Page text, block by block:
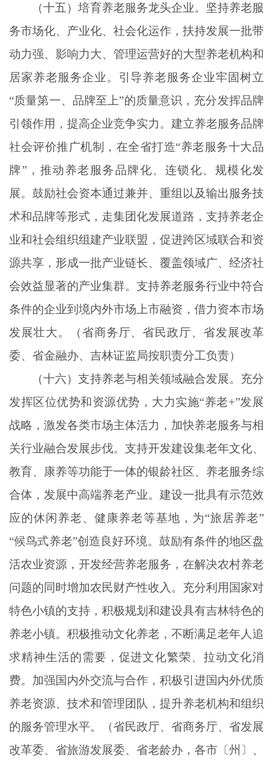
（十五）培育养老服务龙头企业。坚持养老服
务市场化、产业化、社会化运作，扶持发展一批带
动力强、影响力大、管理运营好的大型养老机构和
居家养老服务企业。引导养老服务企业牢固树立
“质量第一、品牌至上”的质量意识，充分发挥品牌
引领作用，提高企业竞争实力。建立养老服务品牌
社会评价推广机制，在全省打造“养老服务十大品
牌”，推动养老服务品牌化、连锁化、规模化发
展。鼓励社会资本通过兼并、重组以及输出服务技
术和品牌等形式，走集团化发展道路，支持养老企
业和社会组织组建产业联盟，促进跨区域联合和资
源共享，形成一批产业链长、覆盖领域广、经济社
会效益显著的产业集群。支持养老服务行业中符合
条件的企业到境内外市场上市融资，借力资本市场
发展壮大。（省商务厅、省民政厅、省发展改革
委、省金融办、吉林证监局按职责分工负责）
（十六）支持养老与相关领域融合发展。充分
发挥区位优势和资源优势，大力实施“养老+”发展
战略，激发各类市场主体活力，加快养老服务与相
关行业融合发展步伐。支持开发建设集老年文化、
教育、康养等功能于一体的银龄社区、养老服务综
合体，发展中高端养老产业。建设一批具有示范效
应的休闲养老、健康养老等基地，为“旅居养老”
“候鸟式养老”创造良好环境。鼓励有条件的地区盘
活农业资源，开发经营养老服务，在解决农村养老
问题的同时增加农民财产性收入。充分利用国家对
特色小镇的支持，积极规划和建设具有吉林特色的
养老小镇。积极推动文化养老，不断满足老年人追
求精神生活的需要，促进文化繁荣、拉动文化消
费。加强国内外交流与合作，积极引进国内外优质
养老资源、技术和管理团队，提升养老机构和组织
的服务管理水平。（省民政厅、省商务厅、省发展
改革委、省旅游发展委、省老龄办，各市〔州〕、